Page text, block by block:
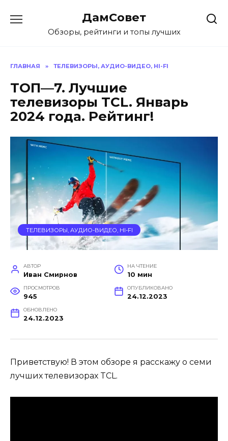
содержанию
ДамСовет
Обзоры, рейтинги и топы лучших
ГЛАВНАЯ » ТЕЛЕВИЗОРЫ, АУДИО-ВИДЕО, HI-FI
ТОП—7. Лучшие
телевизоры TCL. Январь
2024 года. Рейтинг!
ТЕЛЕВИЗОРЫ, АУДИО-ВИДЕО, HI-FI
АВТОР
Иван Смирнов
НА ЧТЕНИЕ
10 мин
ПРОСМОТРОВ
945
ОПУБЛИКОВАНО
24.12.2023
ОБНОВЛЕНО
24.12.2023
Приветствую! В этом обзоре я расскажу о семи
лучших телевизорах TCL.